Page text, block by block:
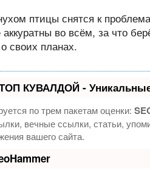
птицы снятся к
во всём, за что
своих планах.
КУВАЛДОЙ - Уникальные
по трем пакетам оценки:
вечные ссылки, статьи,
вашего сайта.